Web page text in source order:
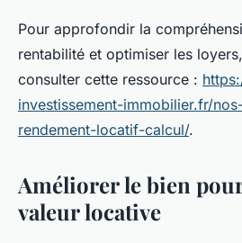
Pour approfondir la
rentabilité et optimiser les
consulter cette ressource :
investissement-immobilier.fr/
rendement-locatif-calcul/.
Améliorer le bien
valeur locative